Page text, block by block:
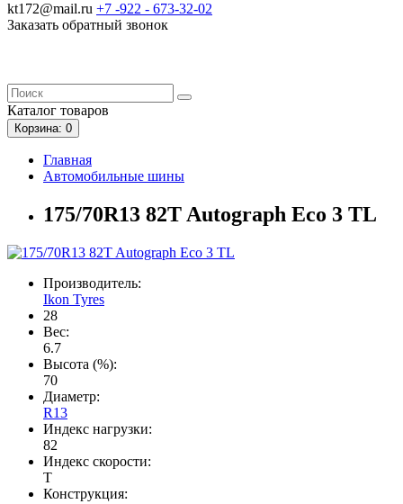
kt172@mail.ru +7 -922 - 673-32-02
Заказать обратный звонок
Каталог товаров
Корзина: 0
Главная
Автомобильные шины
175/70R13 82T Autograph Eco 3 TL
Производитель:
Ikon Tyres
28
Вес:
6.7
Высота (%):
70
Диаметр:
R13
Индекс нагрузки:
82
Индекс скорости:
T
Конструкция: